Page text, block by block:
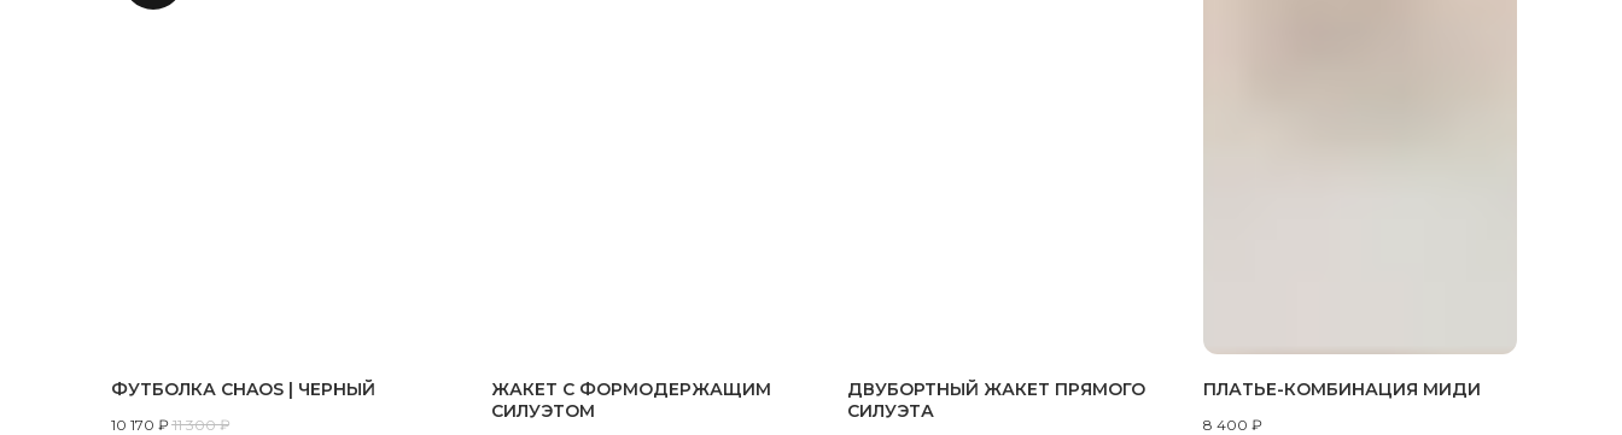
ФУТБОЛКА CHAOS | ЧЕРНЫЙ
10 170 ₽ 11 300 ₽
ЖАКЕТ С ФОРМОДЕРЖАЩИМ
СИЛУЭТОМ
ДВУБОРТНЫЙ ЖАКЕТ ПРЯМОГО
СИЛУЭТА
ПЛАТЬЕ-КОМБИНАЦИЯ МИДИ
8 400 ₽